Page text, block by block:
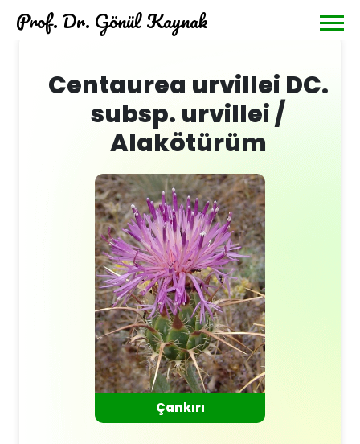
Prof. Dr. Gönül Kaynak
Centaurea urvillei DC.
subsp. urvillei /
Alakötürüm
Çankırı